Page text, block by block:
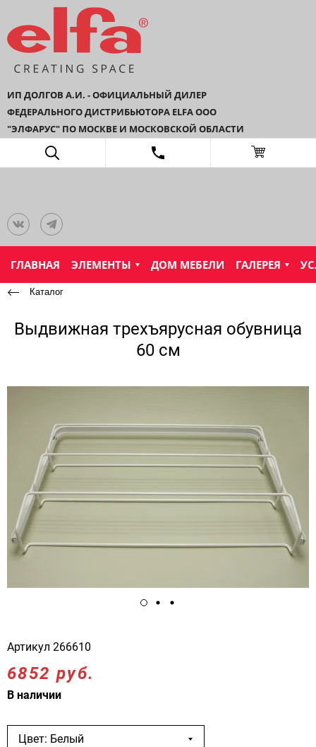
ИП ДОЛГОВ А.И. - ОФИЦИАЛЬНЫЙ ДИЛЕР
ФЕДЕРАЛЬНОГО ДИСТРИБЬЮТОРА ELFA ООО
"ЭЛФАРУС" ПО МОСКВЕ И МОСКОВСКОЙ ОБЛАСТИ
ГЛАВНАЯ ЭЛЕМЕНТЫ ДОМ МЕБЕЛИ ГАЛЕРЕЯ
Каталог
Выдвижная трехъярусная обувница
60 см
Артикул 266610
6852 руб.
В наличии
Цвет: Белый